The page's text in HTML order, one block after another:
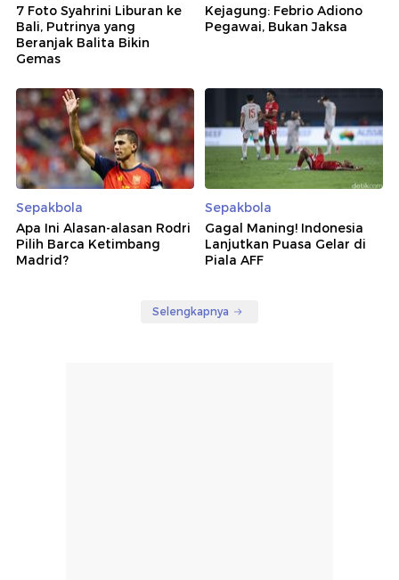
7 Foto Syahrini Liburan ke
Bali, Putrinya yang
Beranjak Balita Bikin
Gemas
Kejagung: Febrio Adiono
Pegawai, Bukan Jaksa
Sepakbola
Apa Ini Alasan-alasan Rodri
Pilih Barca Ketimbang
Madrid?
Sepakbola
Gagal Maning! Indonesia
Lanjutkan Puasa Gelar di
Piala AFF
Selengkapnya